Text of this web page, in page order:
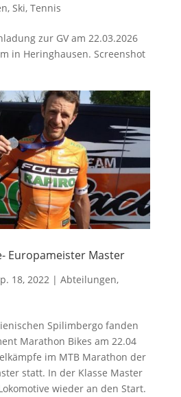
, Ski, Tennis
zur GV am 22.03.2026
in Heringhausen. Screenshot
Europameister Master
18, 2022| Abteilungen,
Spilimbergo fanden
Marathon Bikes am 22.04
im MTB Marathon der
statt. In der Klasse Master
wieder an den Start.